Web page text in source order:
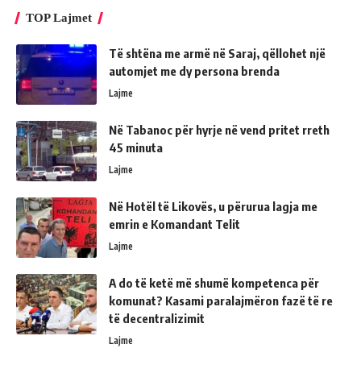
TOP Lajmet
Të shtëna me armë në Saraj, qëllohet një
automjet me dy persona brenda
Lajme
Në Tabanoc për hyrje në vend pritet rreth
45 minuta
Lajme
Në Hotël të Likovës, u përurua lagja me
emrin e Komandant Telit
Lajme
A do të ketë më shumë kompetenca për
komunat? Kasami paralajmëron fazë të re
të decentralizimit
Lajme